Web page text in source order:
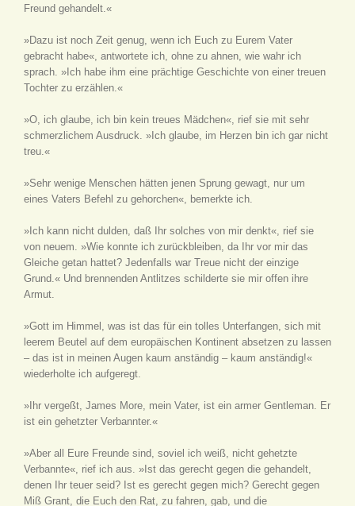
Freund gehandelt.«
»Dazu ist noch Zeit genug, wenn ich Euch zu Eurem Vater
gebracht habe«, antwortete ich, ohne zu ahnen, wie wahr ich
sprach. »Ich habe ihm eine prächtige Geschichte von einer treuen
Tochter zu erzählen.«
»O, ich glaube, ich bin kein treues Mädchen«, rief sie mit sehr
schmerzlichem Ausdruck. »Ich glaube, im Herzen bin ich gar nicht
treu.«
»Sehr wenige Menschen hätten jenen Sprung gewagt, nur um
eines Vaters Befehl zu gehorchen«, bemerkte ich.
»Ich kann nicht dulden, daß Ihr solches von mir denkt«, rief sie
von neuem. »Wie konnte ich zurückbleiben, da Ihr vor mir das
Gleiche getan hattet? Jedenfalls war Treue nicht der einzige
Grund.« Und brennenden Antlitzes schilderte sie mir offen ihre
Armut.
»Gott im Himmel, was ist das für ein tolles Unterfangen, sich mit
leerem Beutel auf dem europäischen Kontinent absetzen zu lassen
– das ist in meinen Augen kaum anständig – kaum anständig!«
wiederholte ich aufgeregt.
»Ihr vergeßt, James More, mein Vater, ist ein armer Gentleman. Er
ist ein gehetzter Verbannter.«
»Aber all Eure Freunde sind, soviel ich weiß, nicht gehetzte
Verbannte«, rief ich aus. »Ist das gerecht gegen die gehandelt,
denen Ihr teuer seid? Ist es gerecht gegen mich? Gerecht gegen
Miß Grant, die Euch den Rat, zu fahren, gab, und die